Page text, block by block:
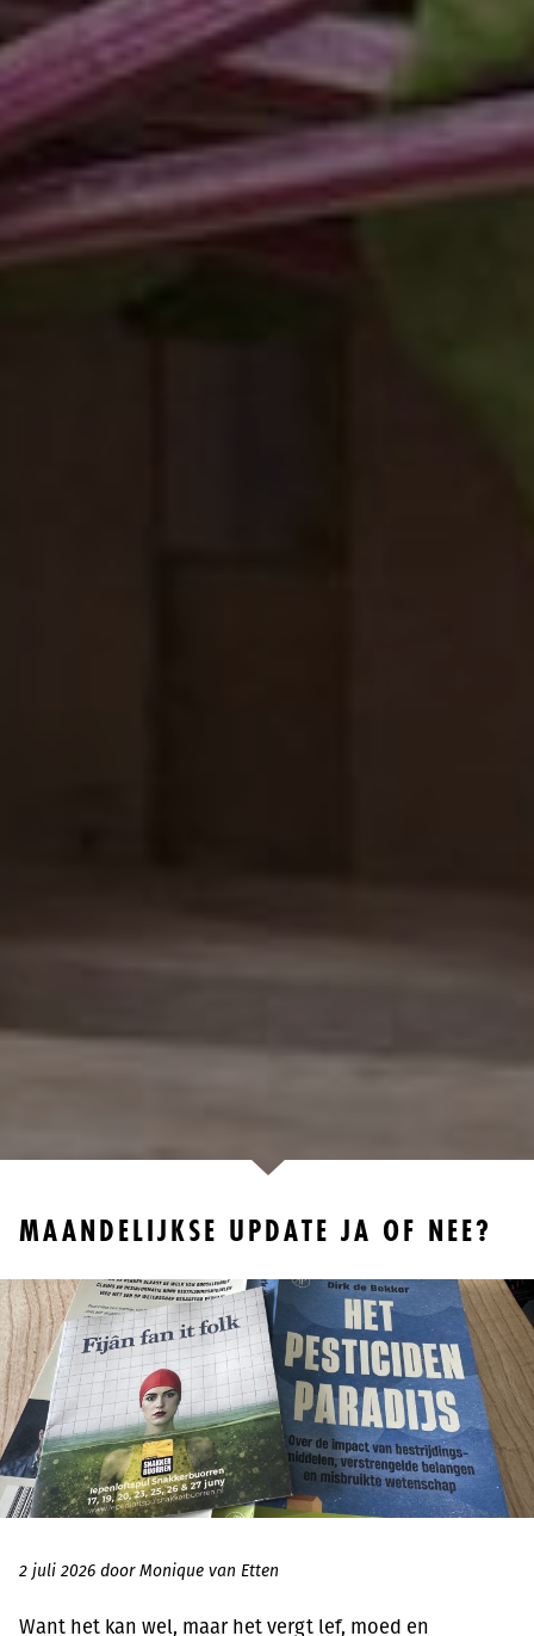
MAANDELIJKSE UPDATE JA OF NEE?
2 juli 2026 door Monique van Etten
Want het kan wel, maar het vergt lef, moed en